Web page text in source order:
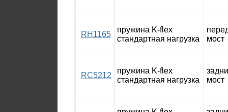
RH1165
пружина K-flex
стандартная нагрузка
мост
RC5212
пружина K-flex
стандартная нагрузка
мост